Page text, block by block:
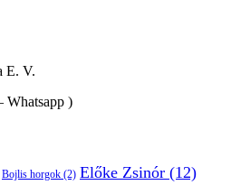
E. V.
Whatsapp )
Bojlis horgok (2) Előke Zsinór (12)